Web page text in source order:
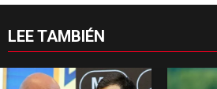
LEE TAMBIÉN